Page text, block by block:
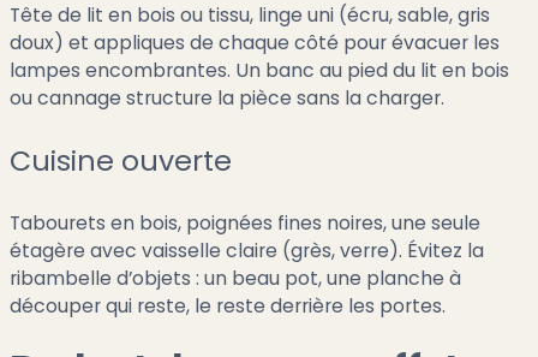
Tête de lit en bois ou tissu, linge uni (écru, sable, gris
doux) et appliques de chaque côté pour évacuer les
lampes encombrantes. Un banc au pied du lit en bois
ou cannage structure la pièce sans la charger.
Cuisine ouverte
Tabourets en bois, poignées fines noires, une seule
étagère avec vaisselle claire (grès, verre). Évitez la
ribambelle d’objets : un beau pot, une planche à
découper qui reste, le reste derrière les portes.